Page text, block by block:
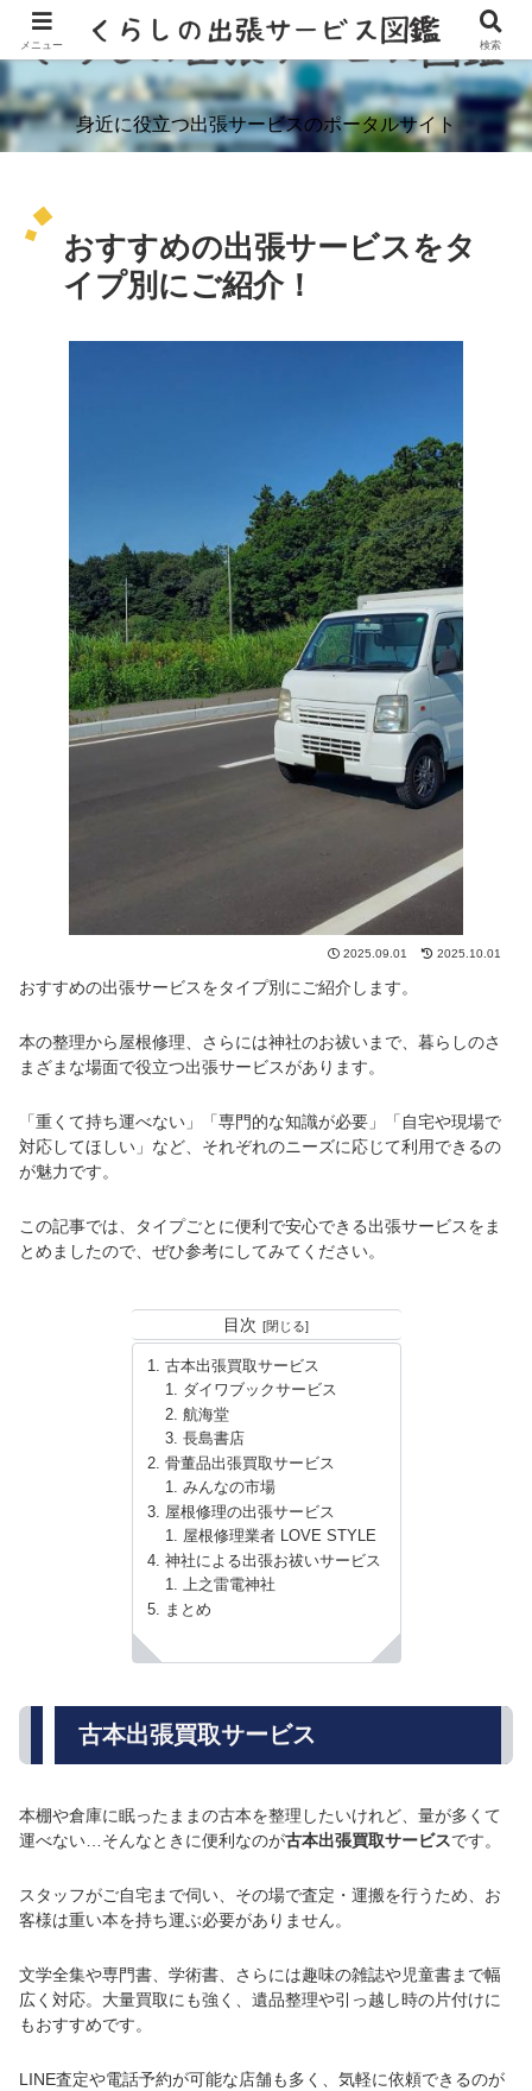
身近に役立つ出張サービスのポータルサイト
おすすめの出張サービスをタ
イプ別にご紹介！
2025.09.01 2025.10.01
おすすめの出張サービスをタイプ別にご紹介します。
本の整理から屋根修理、さらには神社のお祓いまで、暮らしのさ
まざまな場面で役立つ出張サービスがあります。
「重くて持ち運べない」「専門的な知識が必要」「自宅や現場で
対応してほしい」など、それぞれのニーズに応じて利用できるの
が魅力です。
この記事では、タイプごとに便利で安心できる出張サービスをま
とめましたので、ぜひ参考にしてみてください。
目次
古本出張買取サービス
ダイワブックサービス
航海堂
長島書店
骨董品出張買取サービス
みんなの市場
屋根修理の出張サービス
屋根修理業者 LOVE STYLE
神社による出張お祓いサービス
上之雷電神社
まとめ
古本出張買取サービス
本棚や倉庫に眠ったままの古本を整理したいけれど、量が多くて
運べない…そんなときに便利なのが古本出張買取サービスです。
スタッフがご自宅まで伺い、その場で査定・運搬を行うため、お
客様は重い本を持ち運ぶ必要がありません。
文学全集や専門書、学術書、さらには趣味の雑誌や児童書まで幅
広く対応。大量買取にも強く、遺品整理や引っ越し時の片付けに
もおすすめです。
LINE査定や電話予約が可能な店舗も多く、気軽に依頼できるのが
メニュー 検索